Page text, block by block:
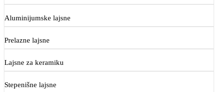
Aluminijumske lajsne
Prelazne lajsne
Lajsne za keramiku
Stepenišne lajsne